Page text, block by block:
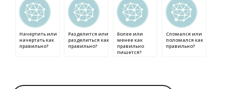
Начертить или
начертать как
правильно?
Разделится или
разделиться как
правильно?
Более или
менее как
правильно
пишется?
Сломался или
поломался как
правильно?